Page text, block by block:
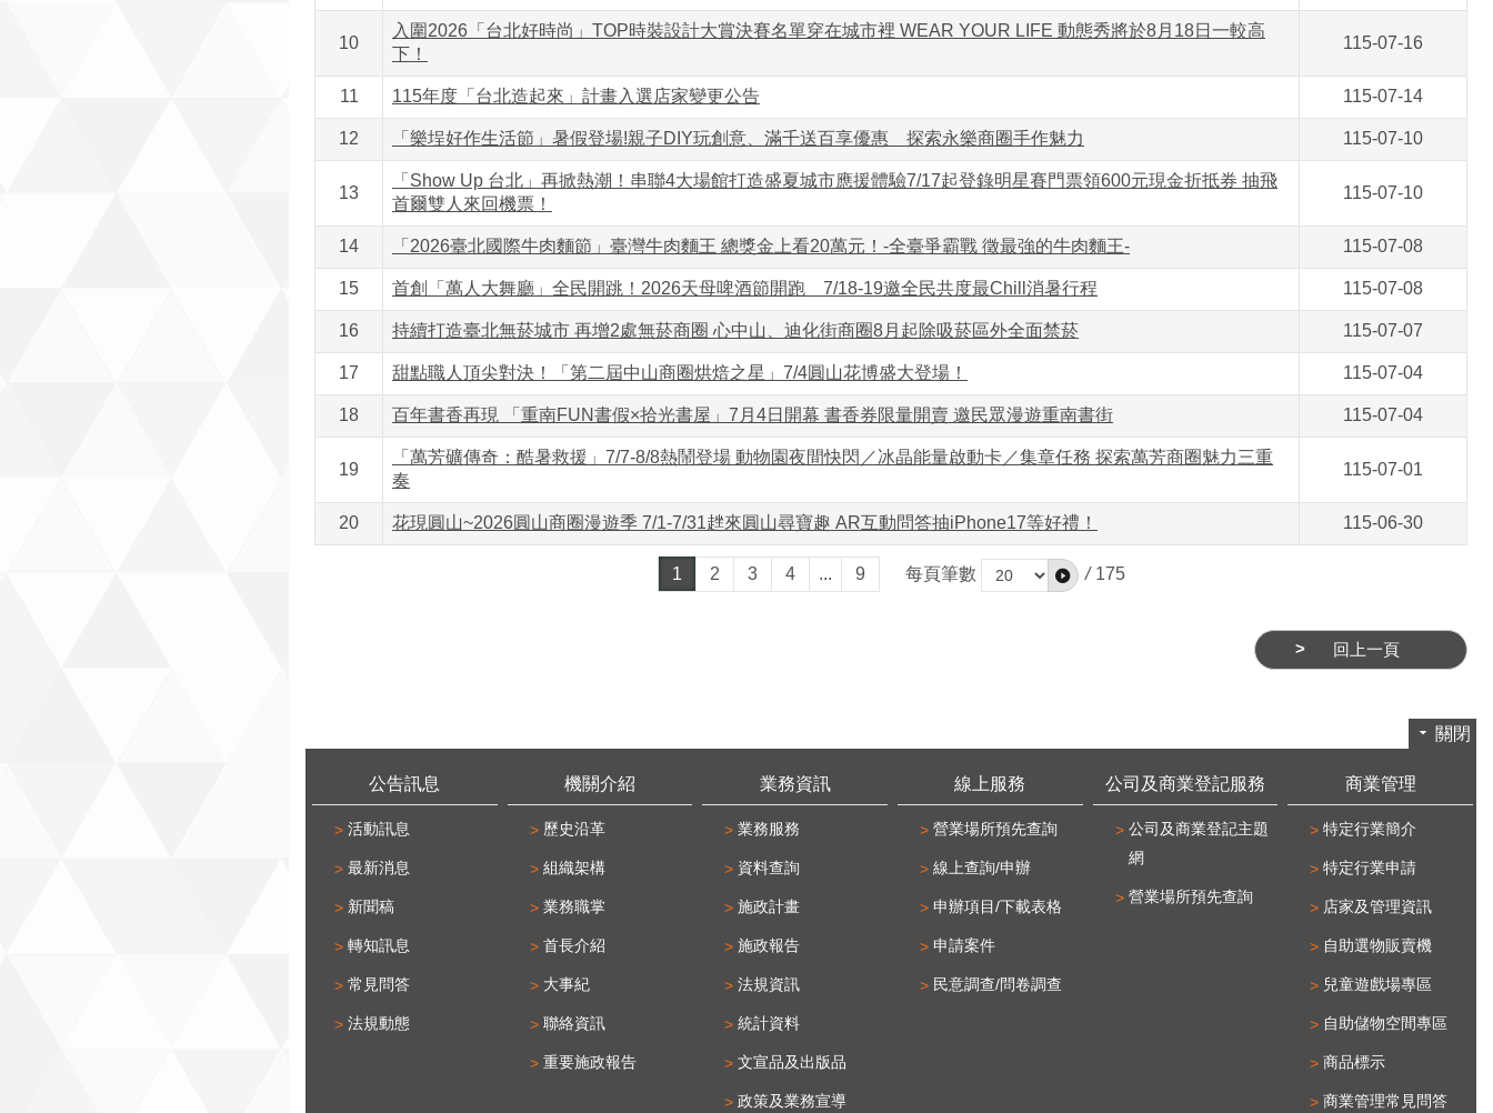
10
入圍2026「台北好時尚」TOP時裝設計大賞決賽名單穿在城市裡 WEAR YOUR LIFE 動態秀將於8月18日一較高
下！
115-07-16
11 115年度「台北造起來」計畫入選店家變更公告 115-07-14
12 「樂埕好作生活節」暑假登場!親子DIY玩創意、滿千送百享優惠 探索永樂商圈手作魅力 115-07-10
13
「Show Up 台北」再掀熱潮！串聯4大場館打造盛夏城市應援體驗7/17起登錄明星賽門票領600元現金折抵券 抽飛
首爾雙人來回機票！
115-07-10
14 「2026臺北國際牛肉麵節」臺灣牛肉麵王 總獎金上看20萬元！-全臺爭霸戰 徵最強的牛肉麵王- 115-07-08
15 首創「萬人大舞廳」全民開跳！2026天母啤酒節開跑 7/18-19邀全民共度最Chill消暑行程 115-07-08
16 持續打造臺北無菸城市 再增2處無菸商圈 心中山、迪化街商圈8月起除吸菸區外全面禁菸 115-07-07
17 甜點職人頂尖對決！「第二屆中山商圈烘焙之星」7/4圓山花博盛大登場！ 115-07-04
18 百年書香再現 「重南FUN書假×拾光書屋」7月4日開幕 書香券限量開賣 邀民眾漫遊重南書街 115-07-04
19
「萬芳礦傳奇：酷暑救援」7/7-8/8熱鬧登場 動物園夜間快閃／冰晶能量啟動卡／集章任務 探索萬芳商圈魅力三重
奏
115-07-01
20 花現圓山~2026圓山商圈漫遊季 7/1-7/31趖來圓山尋寶趣 AR互動問答抽iPhone17等好禮！ 115-06-30
1 2 3 4 ... 9 每頁筆數 / 175
回上一頁
關閉
公告訊息
活動訊息
最新消息
新聞稿
轉知訊息
常見問答
法規動態
機關介紹
歷史沿革
組織架構
業務職掌
首長介紹
大事紀
聯絡資訊
重要施政報告
業務資訊
業務服務
資料查詢
施政計畫
施政報告
法規資訊
統計資料
文宣品及出版品
政策及業務宣導
線上服務
營業場所預先查詢
線上查詢/申辦
申辦項目/下載表格
申請案件
民意調查/問卷調查
公司及商業登記服務
公司及商業登記主題
網
營業場所預先查詢
商業管理
特定行業簡介
特定行業申請
店家及管理資訊
自助選物販賣機
兒童遊戲場專區
自助儲物空間專區
商品標示
商業管理常見問答